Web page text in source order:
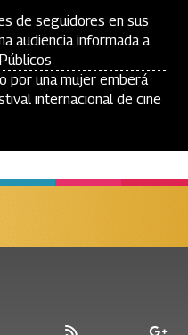
de seguidores en sus
audiencia informada a
por una mujer emberá
internacional de cine